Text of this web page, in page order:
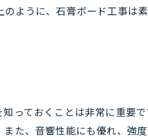
ように、石膏ボード工事は
っておくことは非常に重要で
た、音響性能にも優れ、強